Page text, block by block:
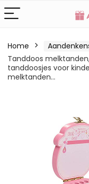
Home
Tanddoos
tanddoosjes voor
melktanden…